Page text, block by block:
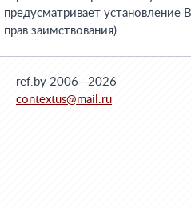
предусматривает установление
прав заимствования).
ref.by 2006—2026
contextus@mail.ru